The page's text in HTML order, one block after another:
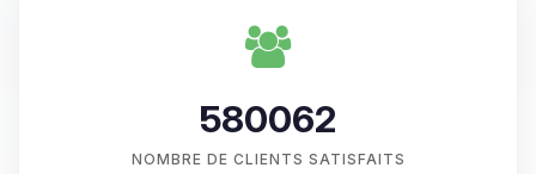
580062
NOMBRE DE CLIENTS SATISFAITS